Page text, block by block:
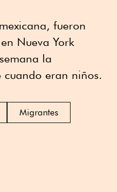
fueron
Nueva York
la
cuando eran niños.
Migrantes